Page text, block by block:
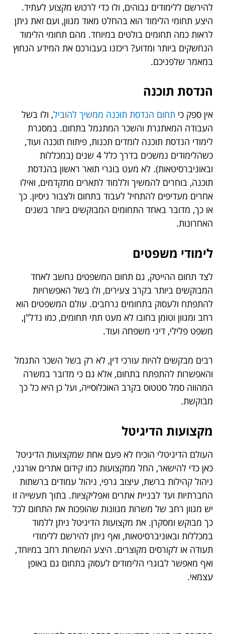
להירשם ללימודים גבוהים, ולו כדי לרכוש מקצוע לעתיד.
היצע תחומי הלימוד הוא בהחלט מאוד מגוון, ועם זאת ניתן
לראות כמה תחומים בולטים במיוחד. מהם תחומי הלימוד
הנחשקים ביותר ומדוע? ריכזנו בעבורכם את המידע הנחוץ
במאמר שלפניכם.
הנדסת תוכנה
אין ספק כי תחום הנדסת תוכנה ממשיך להוביל, ולו בשל
העבודה המאתגרת והשכר המתגמל בתחום. במסגרת
לימודי הנדסת תוכנה לומדים תכנות, פיתוח תוכנה ועוד,
כשהלימודים נמשכים בדרך כלל 4 שנים (במכללות
ובאוניברסיטאות). לא מעט בוגרי תואר ראשון בהנדסת
תוכנה, בוחרים להמשיך וללמוד לתארים מתקדמים, ואילו
אחרים מעדיפים להתחיל לעבוד בתחום ולצבור ניסיון. כך
או כך, מדובר באחד התחומים המבוקשים ביותר בשנים
האחרונות.
לימודי משפטים
לצד תחום ההייטק, גם תחום המשפטים נחשב לאחד
המבוקשים ביותר בקרב צעירים, ולו בשל האפשרויות
להתפתח ולעסוק בתחומים נרחבים. עולם המשפטים הוא
רחב ומגוון וטומן בחובו לא מעט תתי תחומים, כמו נדל"ן,
משפט פלילי, דיני משפחה ועוד.
רבים מבקשים להיות עורכי דין, לא רק בשל השכר התגמל
והאפשרות להתפתח בתחום, אלא גם כי מדובר במשרה
המהווה סמל סטטוס בקרב האוכלוסייה, ועל כן היא כל כך
מבוקשת.
מקצועות הדיגיטל
העולם הדיגיטלי הוכיח לא פעם אחת שמקצועות הדיגיטל
כאן כדי להישאר, החל ממקצועות כמו קידום אתרים אורגני,
ניהול קהילות ברשת, עיצוב גרפי, ניהול עמודים ברשתות
החברתיות ועד לבניית אתרים ואפליקציות. בתוך תעשייה זו
יש מגוון רחב של משרות מגוונות שהופכות את התחום לכל
כך מבוקש ומסקרן. את מקצועות הדיגיטל ניתן ללמוד
במכללות ובאוניברסיטאות, ואף ניתן להירשם ללימודי
תעודה או לקורסים מקוצרים. היצע המשרות רחב במיוחד,
ואף מאפשר לבוגרי הלימודים לעסוק בתחום גם באופן
עצמאי.